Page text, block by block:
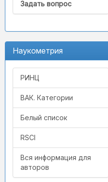
Задать вопрос
Наукометрия
РИНЦ
ВАК. Категории
Белый список
RSCI
Вся информация для
авторов